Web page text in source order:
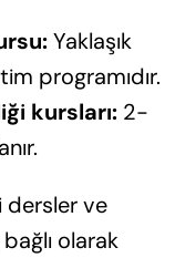
Yaklaşık
programıdır.
kursları:2-
dersler ve
olarak